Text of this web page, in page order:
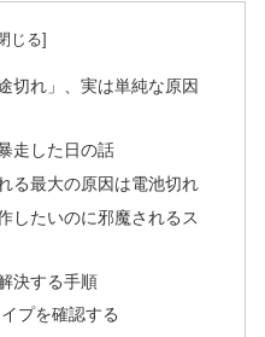
切れ」、実は単純な原因
走した日の話
る最大の原因は電池切れ
したいのに邪魔されるス
決する手順
プを確認する